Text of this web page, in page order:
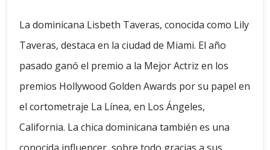
La dominicana Lisbeth Taveras, conocida como Lily
Taveras, destaca en la ciudad de Miami. El año
pasado ganó el premio a la Mejor Actriz en los
premios Hollywood Golden Awards por su papel en
el cortometraje La Línea, en Los Ángeles,
California. La chica dominicana también es una